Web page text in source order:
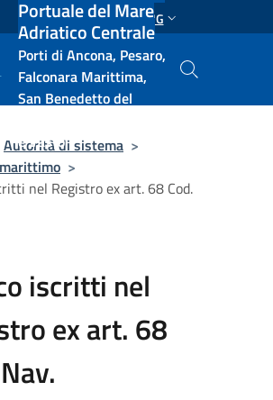
ENG
Portuale del Mare
Adriatico Centrale
Porti di Ancona, Pesaro,
Falconara Marittima,
San Benedetto del
e Vasto
Autorità di sistema >
>
nel Registro ex art. 68 Cod.
iscritti nel
ex art. 68